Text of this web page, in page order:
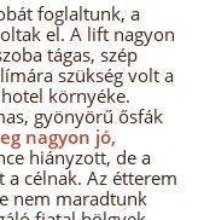
foglaltunk, a
el. A lift nagyon
tágas, szép
szükség volt a
környéke.
gyönyörű ősfák
nagyon jó,
hiányzott, de a
a célnak. Az étterem
nem maradtunk